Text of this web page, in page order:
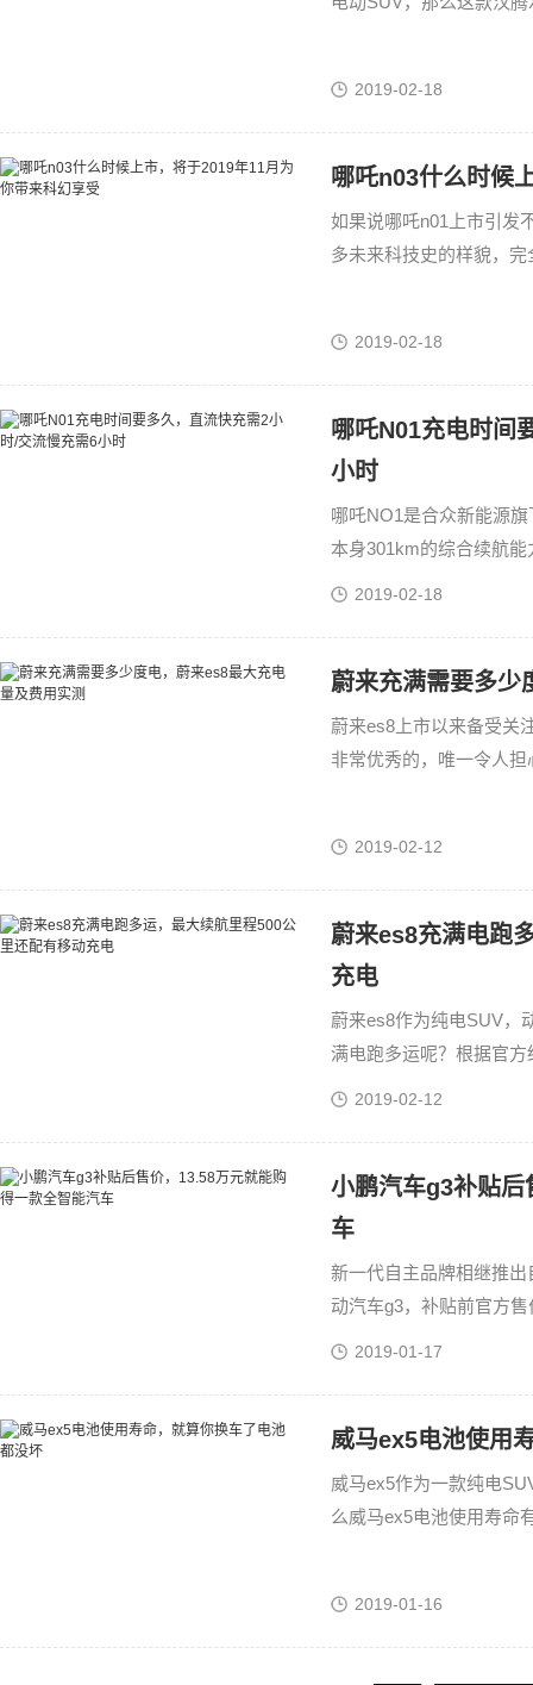
2019-02-18
哪吒n03什么时候
如果说哪吒n01上市引发
多未来科技史的样貌，
2019-02-18
哪吒N01充电时间
小时
哪吒NO1是合众新能源
本身301km的综合续航
题，那么哪吒N01充电时
2019-02-18
蔚来充满需要多少
蔚来es8上市以来备受关
非常优秀的，唯一令人
2019-02-12
蔚来es8充满电跑
充电
蔚来es8作为纯电SUV，
满电跑多运呢？根据官
60km/h等速续航里程为
2019-02-12
小鹏汽车g3补贴后
车
新一代自主品牌相继推
动汽车g3，补贴前官方
在13.58-16.58万元，对
2019-01-17
威马ex5电池使用
威马ex5作为一款纯电
么威马ex5电池使用寿命
2019-01-16